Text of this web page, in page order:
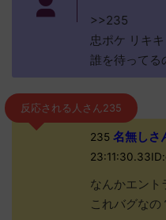
>>235
忠ポケ リキ
誰を待ってる
反応される人さん235
235名無しさ
なんかエント
これバグなの